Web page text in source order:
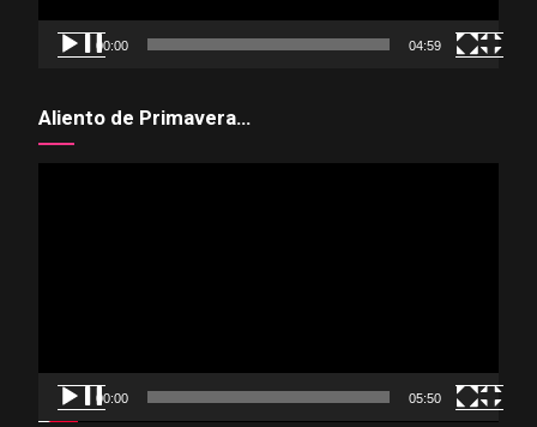
00:00 04:59
Aliento de Primavera…
00:00 05:50